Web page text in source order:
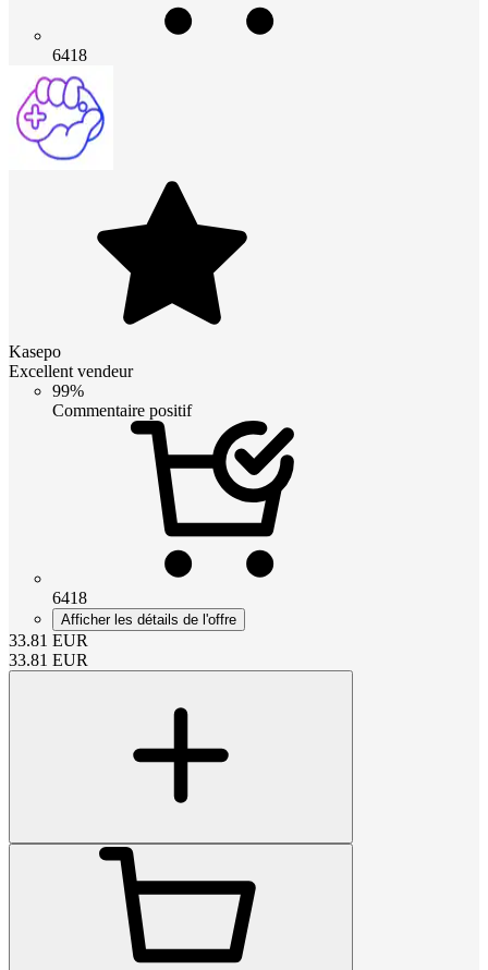
6418
Kasepo
Excellent vendeur
99%
Commentaire positif
6418
Afficher les détails de l'offre
33.81 EUR
33.81 EUR